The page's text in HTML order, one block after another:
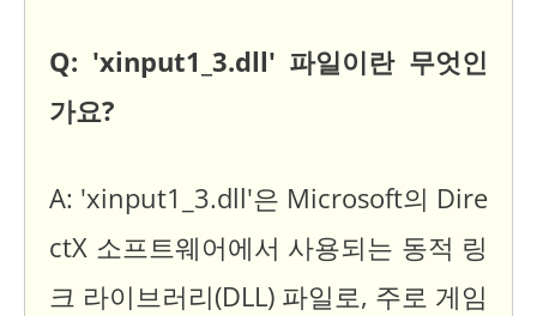
Q: 'xinput1_3.dll' 파일이란 무엇인
가요?
A: 'xinput1_3.dll'은 Microsoft의 Dire
ctX 소프트웨어에서 사용되는 동적 링
크 라이브러리(DLL) 파일로, 주로 게임